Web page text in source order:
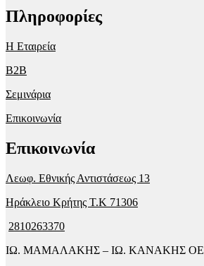
Πληροφορίες
Η Εταιρεία
B2B
Σεμινάρια
Επικοινωνία
Επικοινωνία
Λεωφ. Εθνικής Αντιστάσεως 13
Ηράκλειο Κρήτης T.K 71306
2810263370
ΙΩ. ΜΑΜΑΛΑΚΗΣ – ΙΩ. ΚΑΝΑΚΗΣ ΟΕ